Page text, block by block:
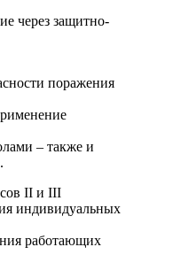
через защитно-
поражения
– также и
II и III
индивидуальных
работающих